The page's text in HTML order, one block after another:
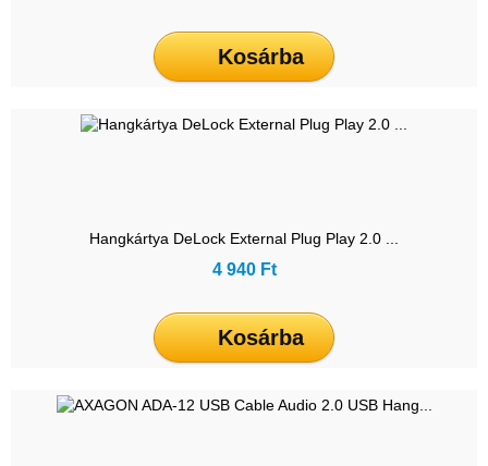
Kosárba
Hangkártya DeLock External Plug Play 2.0 ...
4 940 Ft
Kosárba